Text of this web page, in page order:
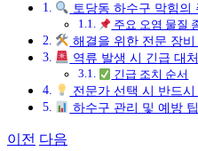
토당동 하수구 막힘의
주요 오염 물질
해결을 위한 전문 장비
역류 발생 시 긴급 대
긴급 조치 순서
전문가 선택 시 반드
하수구 관리 및 예방 팁
이전 다음